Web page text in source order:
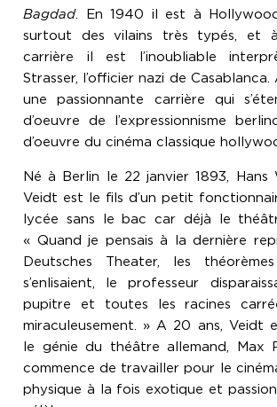
Bagdad. En 1940 il est à
surtout des vilains très typés, et
carrière il est l’inoubliable
Strasser, l’officier nazi de Casablanca.
une passionnante carrière qui
d’oeuvre de l’expressionnisme
d’oeuvre du cinéma classique
Né à Berlin le 22 janvier 1893, Hans
Veidt est le fils d’un petit
lycée sans le bac car déjà le
« Quand je pensais à la dernière
Deutsches Theater, les
s’enlisaient, le professeur
pupitre et toutes les racines
miraculeusement. » A 20 ans, Veidt
le génie du théâtre allemand, Max
commence de travailler pour le
physique à la fois exotique et